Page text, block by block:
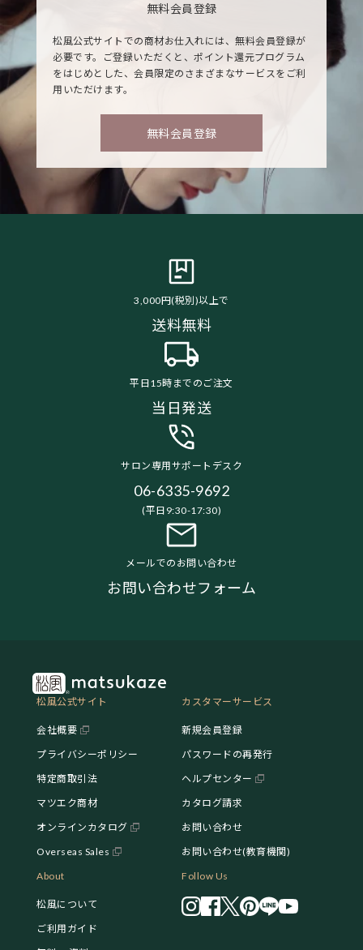
無料会員登録
松風公式サイトでの商材お仕入れには、無料会員登録が
必要です。ご登録いただくと、ポイント還元プログラム
をはじめとした、会員限定のさまざまなサービスをご利
用いただけます。
無料会員登録
3,000円(税別)以上で
送料無料
平日15時までのご注文
当日発送
サロン専用サポートデスク
06-6335-9692
(平日9:30-17:30)
メールでのお問い合わせ
お問い合わせフォーム
松風公式サイト
会社概要
プライバシーポリシー
特定商取引法
マツエク商材
オンラインカタログ
Overseas Sales
カスタマーサービス
新規会員登録
パスワードの再発行
ヘルプセンター
カタログ請求
お問い合わせ
お問い合わせ(教育機関)
About
松風について
ご利用ガイド
Follow Us